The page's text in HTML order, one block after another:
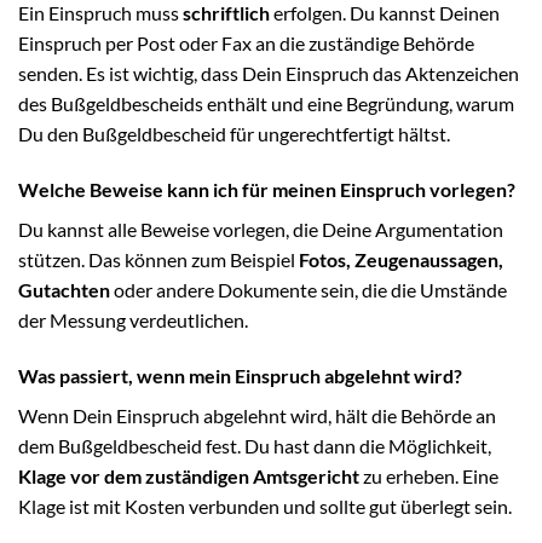
Ein Einspruch mussschriftlicherfolgen. Du kannst Deinen
Einspruch per Post oder Fax an die zuständige Behörde
senden. Es ist wichtig, dass Dein Einspruch das Aktenzeichen
des Bußgeldbescheids enthält und eine Begründung, warum
Du den Bußgeldbescheid für ungerechtfertigt hältst.
Welche Beweise kann ich für meinen Einspruch vorlegen?
Du kannst alle Beweise vorlegen, die Deine Argumentation
stützen. Das können zum Beispiel Fotos, Zeugenaussagen,
Gutachtenoder andere Dokumente sein, die die Umstände
der Messung verdeutlichen.
Was passiert, wenn mein Einspruch abgelehnt wird?
Wenn Dein Einspruch abgelehnt wird, hält die Behörde an
dem Bußgeldbescheid fest. Du hast dann die Möglichkeit,
Klage vor dem zuständigen Amtsgerichtzu erheben. Eine
Klage ist mit Kosten verbunden und sollte gut überlegt sein.